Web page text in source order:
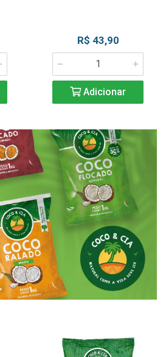
R$ 43,90
Adicionar